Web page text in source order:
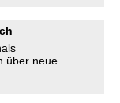
über neue